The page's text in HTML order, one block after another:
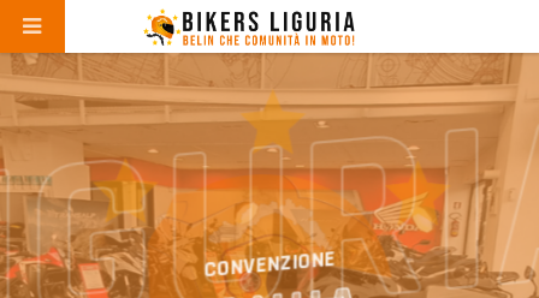
CONVENZIONE